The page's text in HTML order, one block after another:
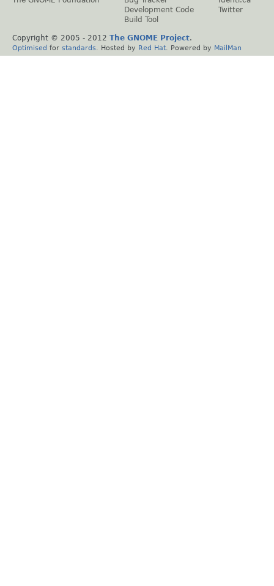
Development Code
Build Tool
Twitter
Copyright © 2005 - 2012 The GNOME Project.
Optimised for standards . Hosted by Red Hat . Powered by MailMan